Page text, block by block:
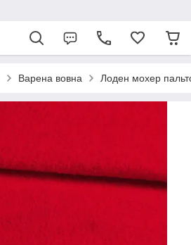
Варена вовна Лоден мохер